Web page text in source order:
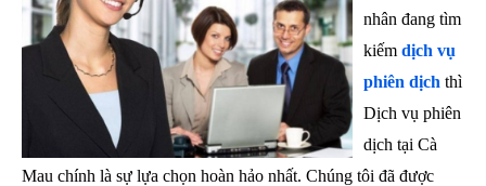
nhân đang tìm
kiếm dịch vụ
phiên dịch thì
Dịch vụ phiên
dịch tại Cà
Mau chính là sự lựa chọn hoàn hảo nhất. Chúng tôi đã được